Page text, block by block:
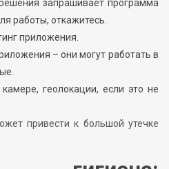
запрашивает программа
работы, откажитесь.
приложения.
– они могут работать в
геолокации, если это не
привести к большой утечке